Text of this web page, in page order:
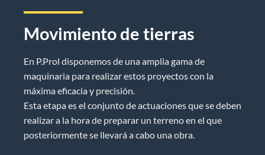
Movimiento de tierras
En P.Prol disponemos de una amplia gama de
maquinaria para realizar estos proyectos con la
máxima eficacia y precisión.
Esta etapa es el conjunto de actuaciones que se deben
realizar a la hora de preparar un terreno en el que
posteriormente se llevará a cabo una obra.